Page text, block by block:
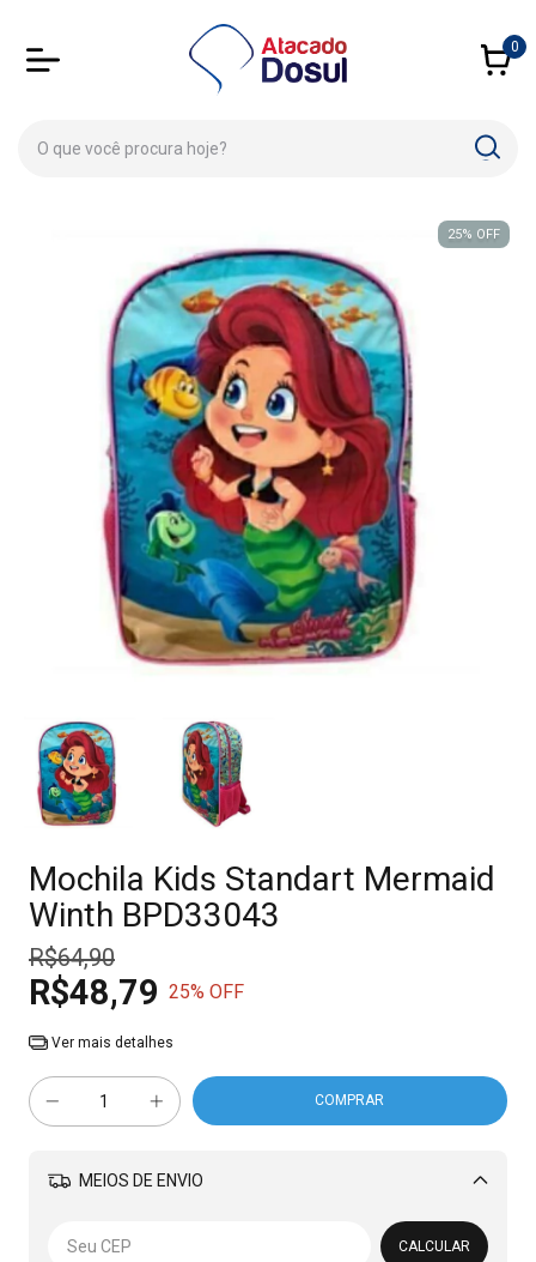
0
25% OFF
Mochila Kids Standart Mermaid
Winth BPD33043
R$64,90
R$48,79 25% OFF
Ver mais detalhes
MEIOS DE ENVIO
Alterar CEP
CALCULAR